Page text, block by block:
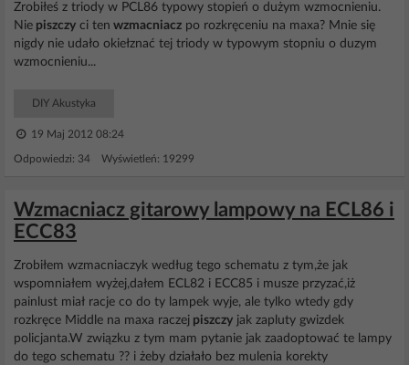
Zrobiłeś z triody w PCL86 typowy stopień o dużym wzmocnieniu.
Nie piszczy ci ten wzmacniacz po rozkręceniu na maxa? Mnie się
nigdy nie udało okiełznać tej triody w typowym stopniu o duzym
wzmocnieniu...
DIY Akustyka
19 Maj 2012 08:24
Odpowiedzi: 34 Wyświetleń: 19299
Wzmacniacz gitarowy lampowy na ECL86 i
ECC83
Zrobiłem wzmacniaczyk według tego schematu z tym,że jak
wspomniałem wyżej,dałem ECL82 i ECC85 i musze przyzać,iż
painlust miał racje co do ty lampek wyje, ale tylko wtedy gdy
rozkręce Middle na maxa raczej piszczy jak zapluty gwizdek
policjanta.W związku z tym mam pytanie jak zaadoptować te lampy
do tego schematu ?? i żeby działało bez mulenia korekty